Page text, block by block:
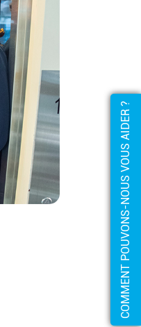
COMMENT POUVONS-NOUS VOUS AIDER ?